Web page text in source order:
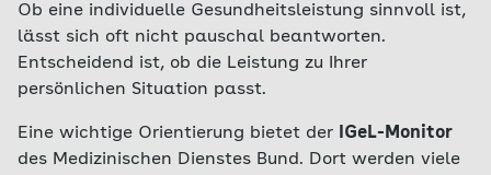
Ob eine individuelle Gesundheitsleistung sinnvoll ist,
lässt sich oft nicht pauschal beantworten.
Entscheidend ist, ob die Leistung zu Ihrer
persönlichen Situation passt.
Eine wichtige Orientierung bietet der
IGeL-Monitor
des Medizinischen Dienstes Bund. Dort werden viele